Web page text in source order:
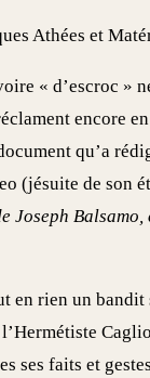
Athées et
« d’escroc »
encore
qu’a
(jésuite de son
Joseph
en rien un
ses faits et